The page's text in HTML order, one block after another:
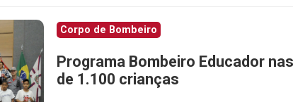
Corpo de Bombeiro
Programa Bombeiro Educador
de 1.100 crianças